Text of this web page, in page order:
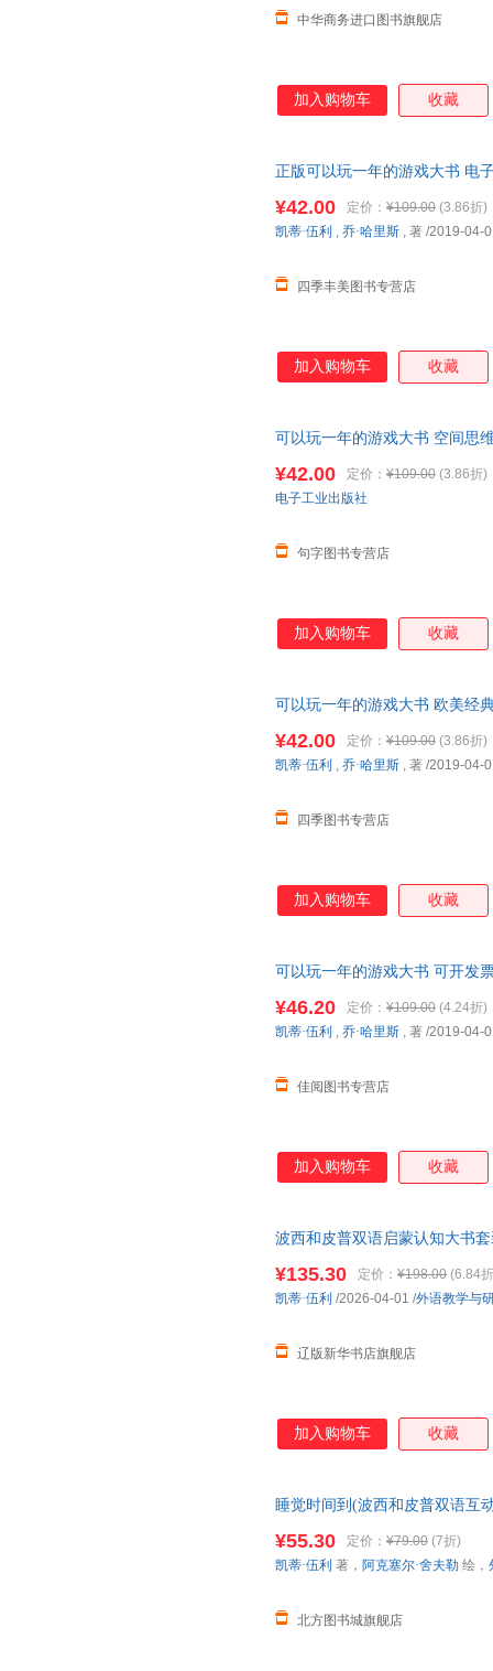
中华商务进口图书旗舰店
加入购物车 收藏
正版可以玩一年的游戏大书 电
¥42.00 定价： ¥109.00 (3.86折)
四季丰美图书专营店
凯蒂·伍利 , 乔·哈里斯 , 著 /2019-04-
加入购物车 收藏
可以玩一年的游戏大书 空间思
¥42.00 定价： ¥109.00 (3.86折)
句字图书专营店
电子工业出版社
加入购物车 收藏
可以玩一年的游戏大书 欧美经
¥42.00 定价： ¥109.00 (3.86折)
四季图书专营店
凯蒂·伍利 , 乔·哈里斯 , 著 /2019-04-
加入购物车 收藏
可以玩一年的游戏大书 可开发
¥46.20 定价： ¥109.00 (4.24折)
佳阅图书专营店
凯蒂·伍利 , 乔·哈里斯 , 著 /2019-04-
加入购物车 收藏
波西和皮普双语启蒙认知大书
¥135.30 定价： ¥198.00 (6.84
辽版新华书店旗舰店
凯蒂·伍利 /2026-04-01 /外语教学与
加入购物车 收藏
睡觉时间到(波西和皮普双语互
¥55.30 定价： ¥79.00 (7折)
北方图书城旗舰店
凯蒂·伍利 著， 阿克塞尔·舍夫勒 绘，